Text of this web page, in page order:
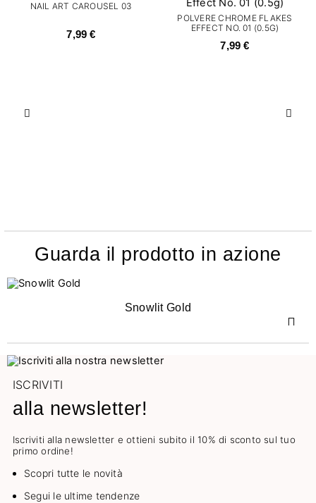
Precedente
NAIL ART CAROUSEL 03
7,99 €
POLVERE CHROME FLAKES
EFFECT NO. 01 (0.5G)
7,99 €
Guarda il prodotto in azione
Snowlit Gold
ISCRIVITI
alla newsletter!
Iscriviti alla newsletter e ottieni subito il 10% di sconto sul tuo
primo ordine!
Scopri tutte le novità
Segui le ultime tendenze